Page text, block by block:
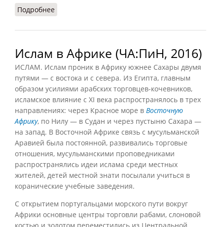
Подробнее
Ислам в Африке (ЧА:ПиН, 2016)
ИСЛАМ. Ислам проник в Африку южнее Сахары двумя
путями — с востока и с севера. Из Египта, главным
образом усилиями арабских торговцев-кочевников,
исламское влияние с XI века распространялось в трех
направлениях: через Красное море в Восточную
Африку, по Нилу — в Судан и через пустыню Сахара —
на запад. В Восточной Африке связь с мусульманской
Аравией была постоянной, развивались торговые
отношения, мусульманскими проповедниками
распространялись идеи ислама среди местных
жителей, детей местной знати посылали учиться в
коранические учебные заведения.
С открытием португальцами морского пути вокруг
Африки основные центры торговли рабами, слоновой
костью и золотом переместились из Центральной